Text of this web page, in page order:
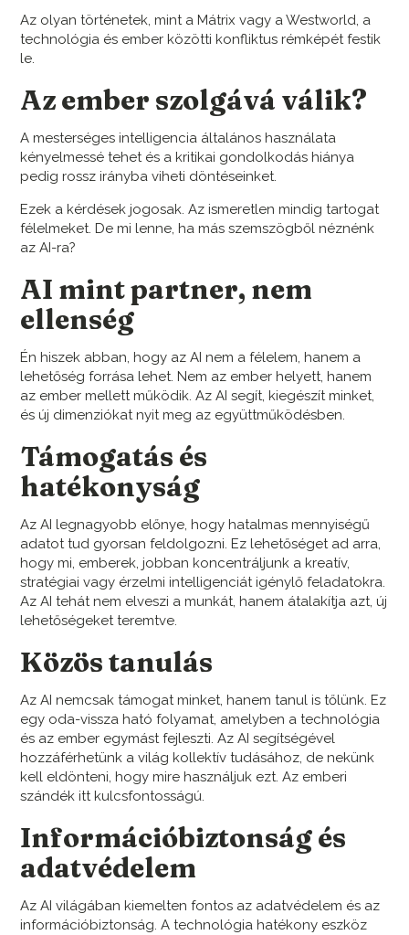
Az olyan történetek, mint a Mátrix vagy a Westworld, a
technológia és ember közötti konfliktus rémképét festik
le.
Az ember szolgává válik?
A mesterséges intelligencia általános használata
kényelmessé tehet és a kritikai gondolkodás hiánya
pedig rossz irányba viheti döntéseinket.
Ezek a kérdések jogosak. Az ismeretlen mindig tartogat
félelmeket. De mi lenne, ha más szemszögből néznénk
az AI-ra?
AI mint partner, nem
ellenség
Én hiszek abban, hogy az AI nem a félelem, hanem a
lehetőség forrása lehet. Nem az ember helyett, hanem
az ember mellett működik. Az AI segít, kiegészít minket,
és új dimenziókat nyit meg az együttműködésben.
Támogatás és
hatékonyság
Az AI legnagyobb előnye, hogy hatalmas mennyiségű
adatot tud gyorsan feldolgozni. Ez lehetőséget ad arra,
hogy mi, emberek, jobban koncentráljunk a kreatív,
stratégiai vagy érzelmi intelligenciát igénylő feladatokra.
Az AI tehát nem elveszi a munkát, hanem átalakítja azt, új
lehetőségeket teremtve.
Közös tanulás
Az AI nemcsak támogat minket, hanem tanul is tőlünk. Ez
egy oda-vissza ható folyamat, amelyben a technológia
és az ember egymást fejleszti. Az AI segítségével
hozzáférhetünk a világ kollektív tudásához, de nekünk
kell eldönteni, hogy mire használjuk ezt. Az emberi
szándék itt kulcsfontosságú.
Információbiztonság és
adatvédelem
Az AI világában kiemelten fontos az adatvédelem és az
információbiztonság. A technológia hatékony eszköz